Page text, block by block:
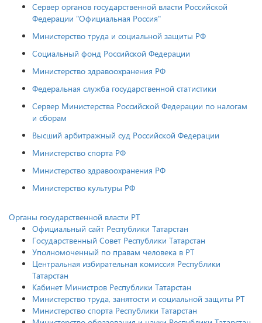
Сервер органов государственной власти Российской
Федерации "Официальная Россия"
Министерство труда и социальной защиты РФ
Cоциальный фонд Российской Федерации
Министерство здравоохранения РФ
Федеральная служба государственной статистики
Сервер Министерства Российской Федерации по налогам
и сборам
Высший арбитражный суд Российской Федерации
Министерство спорта РФ
Министерство здравоохранения РФ
Министерство культуры РФ
Органы государственной власти РТ
Официальный сайт Республики Татарстан
Государственный Совет Республики Татарстан
Уполномоченный по правам человека в РТ
Центральная избирательная комиссия Республики
Татарстан
Кабинет Министров Республики Татарстан
Министерство труда, занятости и социальной защиты РТ
Министерство спорта Республики Татарстан